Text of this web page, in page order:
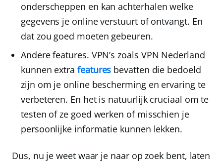
onderscheppen en kan achterhalen welke
gegevens je online verstuurt of ontvangt. En
dat zou goed moeten gebeuren.
Andere features. VPN’s zoals VPN Nederland
kunnen extra features bevatten die bedoeld
zijn om je online bescherming en ervaring te
verbeteren. En het is natuurlijk cruciaal om te
testen of ze goed werken of misschien je
persoonlijke informatie kunnen lekken.
Dus, nu je weet waar je naar op zoek bent, laten